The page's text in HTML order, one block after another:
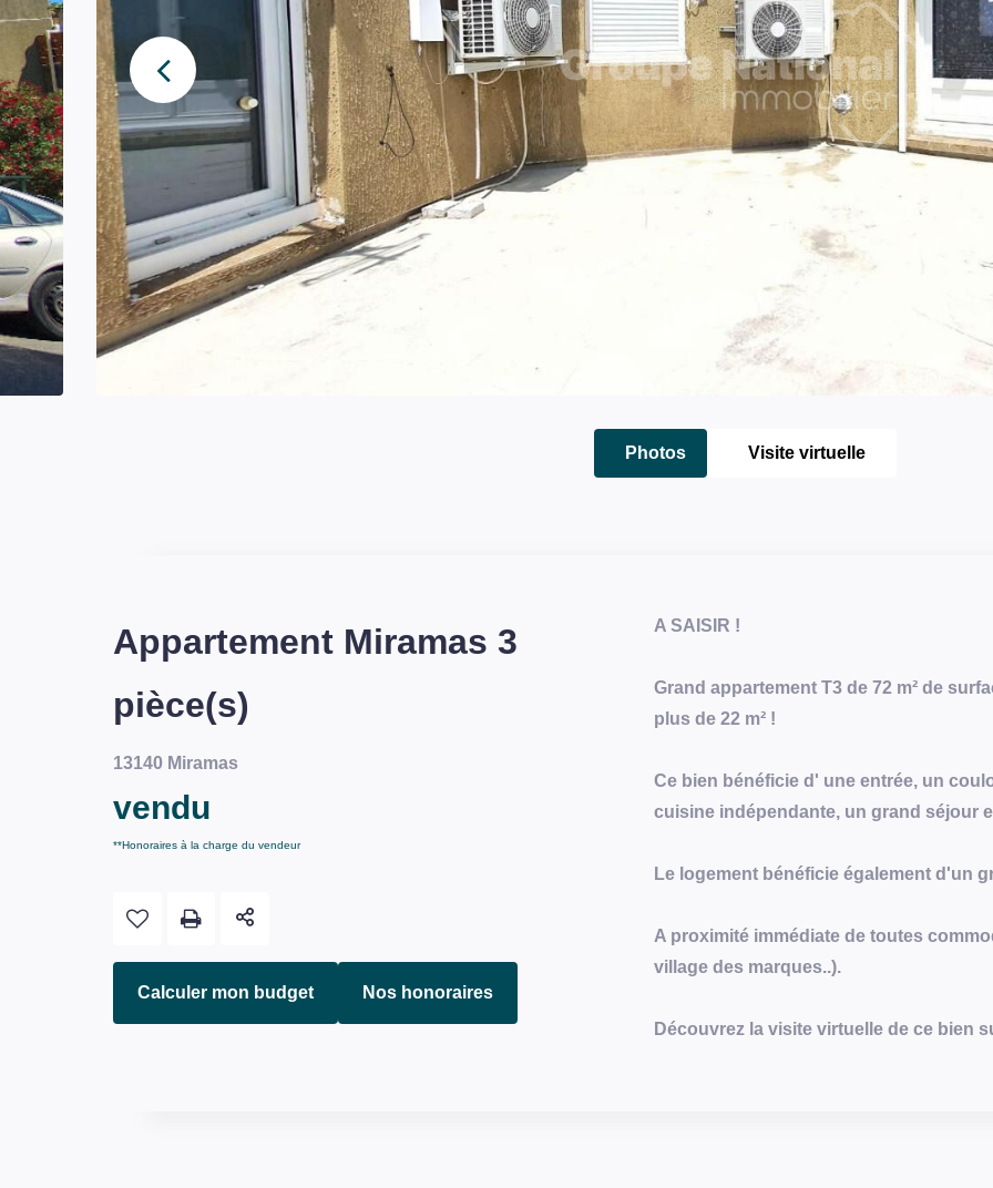
Photos Visite virtuelle
Appartement Miramas 3
pièce(s)
13140 Miramas
vendu
**Honoraires à la charge du vendeur
Calculer mon budget Nos honoraires
A SAISIR !
Grand appartement T3 de 72 m² de
plus de 22 m² !
Ce bien bénéficie d' une entrée, un
cuisine indépendante, un grand séjour
Le logement bénéficie également d'un
A proximité immédiate de toutes
village des marques..).
Découvrez la visite virtuelle de ce bien